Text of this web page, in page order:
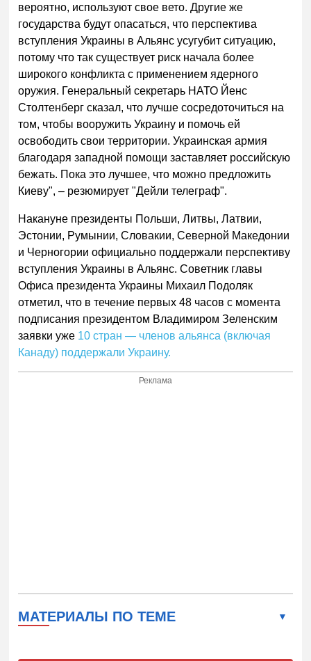
вероятно, используют свое вето. Другие же
государства будут опасаться, что перспектива
вступления Украины в Альянс усугубит ситуацию,
потому что так существует риск начала более
широкого конфликта с применением ядерного
оружия. Генеральный секретарь НАТО Йенс
Столтенберг сказал, что лучше сосредоточиться на
том, чтобы вооружить Украину и помочь ей
освободить свои территории. Украинская армия
благодаря западной помощи заставляет российскую
бежать. Пока это лучшее, что можно предложить
Киеву", – резюмирует "Дейли телеграф".
Накануне президенты Польши, Литвы, Латвии,
Эстонии, Румынии, Словакии, Северной Македонии
и Черногории официально поддержали перспективу
вступления Украины в Альянс. Советник главы
Офиса президента Украины Михаил Подоляк
отметил, что в течение первых 48 часов с момента
подписания президентом Владимиром Зеленским
заявки уже 10 стран — членов альянса (включая
Канаду) поддержали Украину.
Реклама
МАТЕРИАЛЫ ПО ТЕМЕ